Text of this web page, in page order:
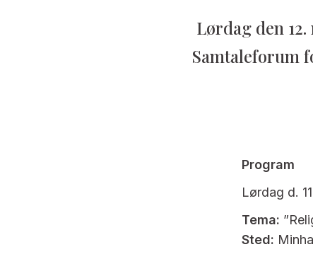
Lørdag den
Samtaleforum
Program
Lørdag d.
Tema:
Sted: